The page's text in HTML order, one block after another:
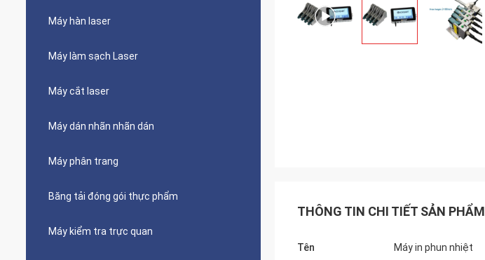
Máy hàn laser
Máy làm sạch Laser
Máy cắt laser
Máy dán nhãn nhãn dán
Máy phân trang
Băng tải đóng gói thực phẩm
Máy kiểm tra trực quan
THÔNG TIN CHI TIẾT SẢN PHẨM
Tên Máy in phun nhiệt